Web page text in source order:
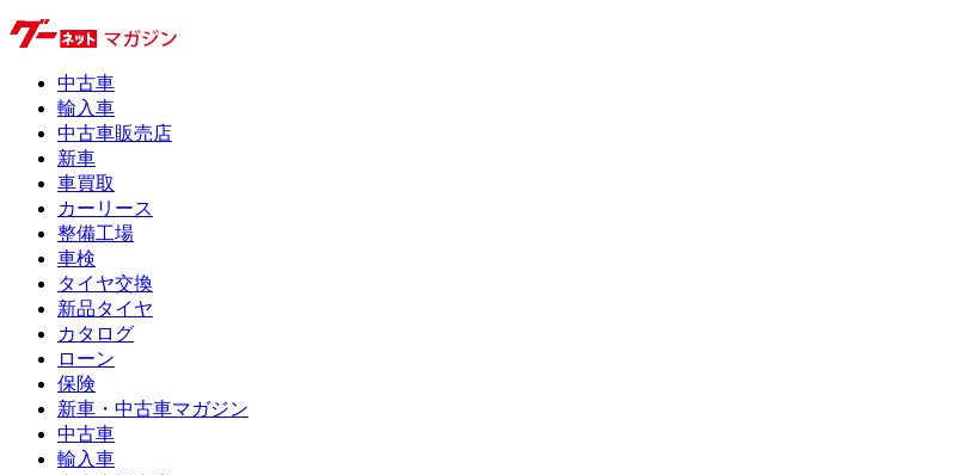
中古車
輸入車
中古車販売店
新車
車買取
カーリース
整備工場
車検
タイヤ交換
新品タイヤ
カタログ
ローン
保険
新車・中古車マガジン
中古車
輸入車